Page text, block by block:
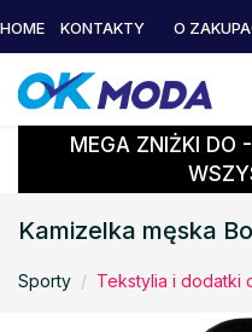
HOME KONTAKTY O
MEGA ZNIŻKI DO
Kamizelka męska
Sporty Tekstylia i dodatki